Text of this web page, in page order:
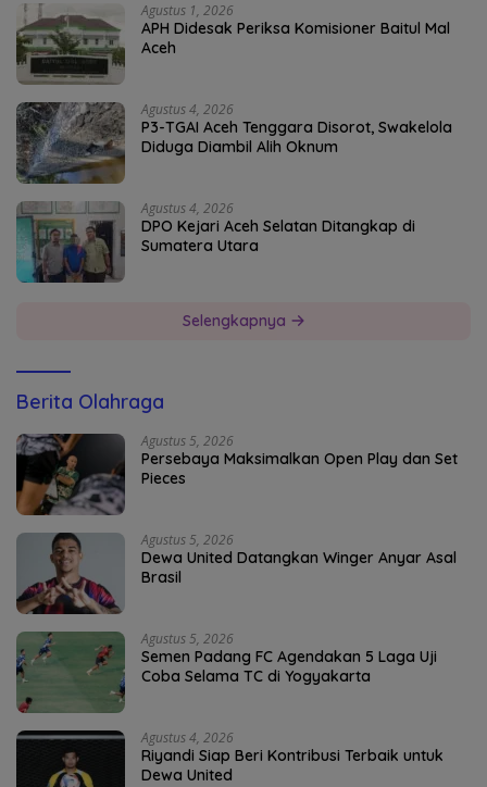
Agustus 1, 2026
APH Didesak Periksa Komisioner Baitul Mal
Aceh
Agustus 4, 2026
P3-TGAI Aceh Tenggara Disorot, Swakelola
Diduga Diambil Alih Oknum
Agustus 4, 2026
DPO Kejari Aceh Selatan Ditangkap di
Sumatera Utara
Selengkapnya
Berita Olahraga
Agustus 5, 2026
Persebaya Maksimalkan Open Play dan Set
Pieces
Agustus 5, 2026
Dewa United Datangkan Winger Anyar Asal
Brasil
Agustus 5, 2026
Semen Padang FC Agendakan 5 Laga Uji
Coba Selama TC di Yogyakarta
Agustus 4, 2026
Riyandi Siap Beri Kontribusi Terbaik untuk
Dewa United